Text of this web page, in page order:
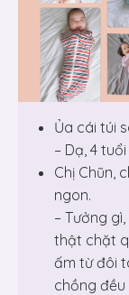
Ủa cái túi
– Dạ, 4
Chị Chũn,
ngon.
– Tưởng
thật chặt
ấm từ đôi
chồng